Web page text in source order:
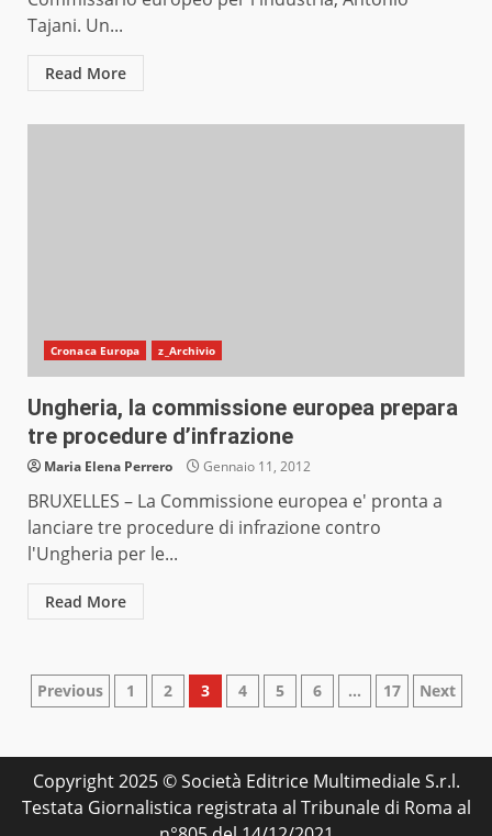
Tajani. Un...
Read More
Cronaca Europa z_Archivio
Ungheria, la commissione europea prepara
tre procedure d’infrazione
Maria Elena Perrero Gennaio 11, 2012
BRUXELLES – La Commissione europea e' pronta a
lanciare tre procedure di infrazione contro
l'Ungheria per le...
Read More
Paginazione
articoli
Previous 1 2 3 4 5 6 … 17 Next
Copyright 2025 © Società Editrice Multimediale S.r.l.
Testata Giornalistica registrata al Tribunale di Roma al